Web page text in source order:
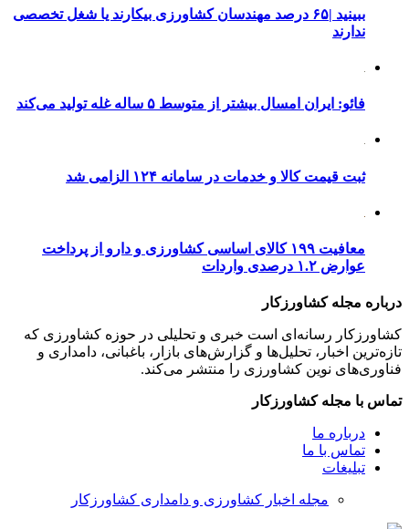
ببینید |۶۵ درصد مهندسان کشاورزی بیکارند یا شغل تخصصی
ندارند
فائو: ایران امسال بیشتر از متوسط ۵ ساله غله تولید می‌کند
ثبت قیمت کالا و خدمات در سامانه ۱۲۴ الزامی شد
معافیت ۱۹۹ کالای اساسی کشاورزی و دارو از پرداخت
عوارض ۱.۲ درصدی واردات
درباره مجله کشاورزکار
کشاورزکار رسانه‌ای است خبری و تحلیلی در حوزه کشاورزی که
تازه‌ترین اخبار، تحلیل‌ها و گزارش‌های بازار، باغبانی، دامداری و
فناوری‌های نوین کشاورزی را منتشر می‌کند.
تماس با مجله کشاورزکار
درباره ما
تماس با ما
تبلیغات
مجله اخبار کشاورزی و دامداری کشاورزکار